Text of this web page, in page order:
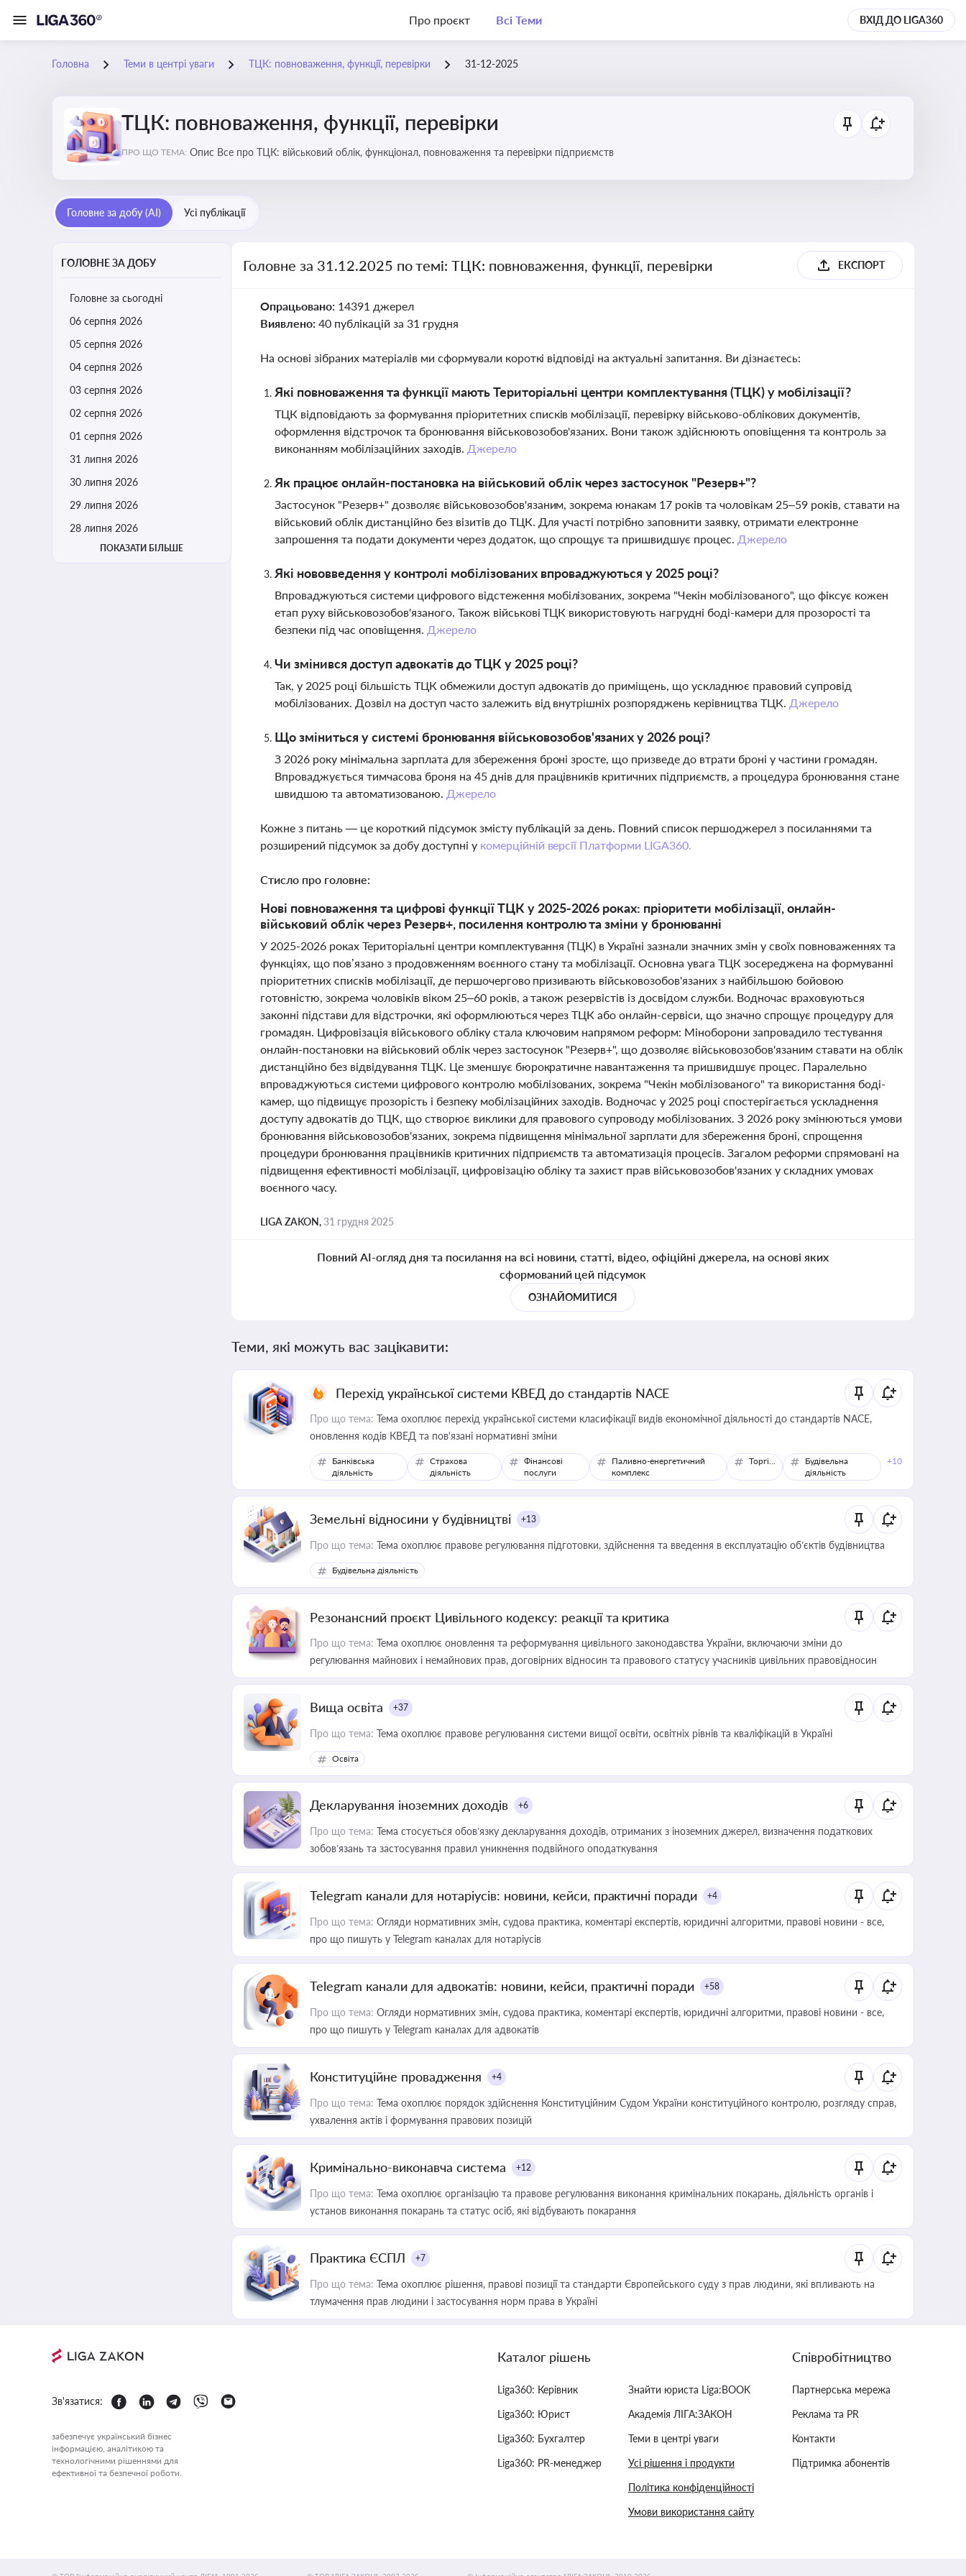
Про проєкт Всі Теми ВХІД ДО LIGA360
Головна Теми в центрі уваги ТЦК: повноваження, функції, перевірки 31-12-2025
ТЦК: повноваження, функції, перевірки
ПРО ЩО ТЕМА: Опис Все про ТЦК: військовий облік, функціонал, повноваження та перевірки підприємств
Головне за добу (AI) Усі публікації
ГОЛОВНЕ ЗА ДОБУ
Головне за сьогодні
06 серпня 2026
05 серпня 2026
04 серпня 2026
03 серпня 2026
02 серпня 2026
01 серпня 2026
31 липня 2026
30 липня 2026
29 липня 2026
28 липня 2026
ПОКАЗАТИ БІЛЬШЕ
Головне за 31.12.2025 по темі: ТЦК: повноваження, функції, перевірки ЕКСПОРТ
Опрацьовано: 14391 джерел
Виявлено: 40 публікацій за 31 грудня
На основі зібраних матеріалів ми сформували короткі відповіді на актуальні запитання. Ви дізнаєтесь:
Які повноваження та функції мають Територіальні центри комплектування (ТЦК) у мобілізації?
ТЦК відповідають за формування пріоритетних списків мобілізації, перевірку військово-облікових документів,
оформлення відстрочок та бронювання військовозобов'язаних. Вони також здійснюють оповіщення та контроль за
виконанням мобілізаційних заходів. Джерело
Як працює онлайн-постановка на військовий облік через застосунок "Резерв+"?
Застосунок "Резерв+" дозволяє військовозобов'язаним, зокрема юнакам 17 років та чоловікам 25–59 років, ставати на
військовий облік дистанційно без візитів до ТЦК. Для участі потрібно заповнити заявку, отримати електронне
запрошення та подати документи через додаток, що спрощує та пришвидшує процес. Джерело
Які нововведення у контролі мобілізованих впроваджуються у 2025 році?
Впроваджуються системи цифрового відстеження мобілізованих, зокрема "Чекін мобілізованого", що фіксує кожен
етап руху військовозобов'язаного. Також військові ТЦК використовують нагрудні боді-камери для прозорості та
безпеки під час оповіщення. Джерело
Чи змінився доступ адвокатів до ТЦК у 2025 році?
Так, у 2025 році більшість ТЦК обмежили доступ адвокатів до приміщень, що ускладнює правовий супровід
мобілізованих. Дозвіл на доступ часто залежить від внутрішніх розпоряджень керівництва ТЦК. Джерело
Що зміниться у системі бронювання військовозобов'язаних у 2026 році?
З 2026 року мінімальна зарплата для збереження броні зросте, що призведе до втрати броні у частини громадян.
Впроваджується тимчасова броня на 45 днів для працівників критичних підприємств, а процедура бронювання стане
швидшою та автоматизованою. Джерело
Кожне з питань — це короткий підсумок змісту публікацій за день. Повний список першоджерел з посиланнями та
розширений підсумок за добу доступні у комерційній версії Платформи LIGA360.
Стисло про головне:
Нові повноваження та цифрові функції ТЦК у 2025-2026 роках: пріоритети мобілізації, онлайн-
військовий облік через Резерв+, посилення контролю та зміни у бронюванні
У 2025-2026 роках Територіальні центри комплектування (ТЦК) в Україні зазнали значних змін у своїх повноваженнях та
функціях, що пов’язано з продовженням воєнного стану та мобілізації. Основна увага ТЦК зосереджена на формуванні
пріоритетних списків мобілізації, де першочергово призивають військовозобов'язаних з найбільшою бойовою
готовністю, зокрема чоловіків віком 25–60 років, а також резервістів із досвідом служби. Водночас враховуються
законні підстави для відстрочки, які оформлюються через ТЦК або онлайн-сервіси, що значно спрощує процедуру для
громадян. Цифровізація військового обліку стала ключовим напрямом реформ: Міноборони запровадило тестування
онлайн-постановки на військовий облік через застосунок "Резерв+", що дозволяє військовозобов'язаним ставати на облік
дистанційно без відвідування ТЦК. Це зменшує бюрократичне навантаження та пришвидшує процес. Паралельно
впроваджуються системи цифрового контролю мобілізованих, зокрема "Чекін мобілізованого" та використання боді-
камер, що підвищує прозорість і безпеку мобілізаційних заходів. Водночас у 2025 році спостерігається ускладнення
доступу адвокатів до ТЦК, що створює виклики для правового супроводу мобілізованих. З 2026 року змінюються умови
бронювання військовозобов'язаних, зокрема підвищення мінімальної зарплати для збереження броні, спрощення
процедури бронювання працівників критичних підприємств та автоматизація процесів. Загалом реформи спрямовані на
підвищення ефективності мобілізації, цифровізацію обліку та захист прав військовозобов'язаних у складних умовах
воєнного часу.
LIGA ZAKON,31 грудня 2025
Повний AI-огляд дня та посилання на всі новини, статті, відео, офіційні джерела, на основі яких
сформований цей підсумок
ОЗНАЙОМИТИСЯ
Теми, які можуть вас зацікавити:
Перехід української системи КВЕД до стандартів NACE
Про що тема: Тема охоплює перехід української системи класифікації видів економічної діяльності до стандартів NACE,
оновлення кодів КВЕД та пов'язані нормативні зміни
Банківська
діяльність
Страхова
діяльність
Фінансові
послуги
Паливно-енергетичний
комплекс
Торгівля
Будівельна
діяльність
+10
Земельні відносини у будівництві +13
Про що тема: Тема охоплює правове регулювання підготовки, здійснення та введення в експлуатацію об’єктів будівництва
Будівельна діяльність
Резонансний проєкт Цивільного кодексу: реакції та критика
Про що тема: Тема охоплює оновлення та реформування цивільного законодавства України, включаючи зміни до
регулювання майнових і немайнових прав, договірних відносин та правового статусу учасників цивільних правовідносин
Вища освіта +37
Про що тема: Тема охоплює правове регулювання системи вищої освіти, освітніх рівнів та кваліфікацій в Україні
Освіта
Декларування іноземних доходів +6
Про що тема: Тема стосується обов’язку декларування доходів, отриманих з іноземних джерел, визначення податкових
зобов’язань та застосування правил уникнення подвійного оподаткування
Telegram канали для нотаріусів: новини, кейси, практичні поради +4
Про що тема: Огляди нормативних змін, судова практика, коментарі експертів, юридичні алгоритми, правові новини - все,
про що пишуть у Telegram каналах для нотаріусів
Telegram канали для адвокатів: новини, кейси, практичні поради +58
Про що тема: Огляди нормативних змін, судова практика, коментарі експертів, юридичні алгоритми, правові новини - все,
про що пишуть у Telegram каналах для адвокатів
Конституційне провадження +4
Про що тема: Тема охоплює порядок здійснення Конституційним Судом України конституційного контролю, розгляду справ,
ухвалення актів і формування правових позицій
Кримінально-виконавча система +12
Про що тема: Тема охоплює організацію та правове регулювання виконання кримінальних покарань, діяльність органів і
установ виконання покарань та статус осіб, які відбувають покарання
Практика ЄСПЛ +7
Про що тема: Тема охоплює рішення, правові позиції та стандарти Європейського суду з прав людини, які впливають на
тлумачення прав людини і застосування норм права в Україні
Зв'язатися:
забезпечує український бізнес
інформацією, аналітикою та
технологічними рішеннями для
ефективної та безпечної роботи.
Каталог рішень
Liga360: Керівник
Liga360: Юрист
Liga360: Бухгалтер
Liga360: PR-менеджер
Знайти юриста Liga:BOOK
Академія ЛІГА:ЗАКОН
Теми в центрі уваги
Усі рішення і продукти
Політика конфіденційності
Умови використання сайту
Співробітництво
Партнерська мережа
Реклама та PR
Контакти
Підтримка абонентів